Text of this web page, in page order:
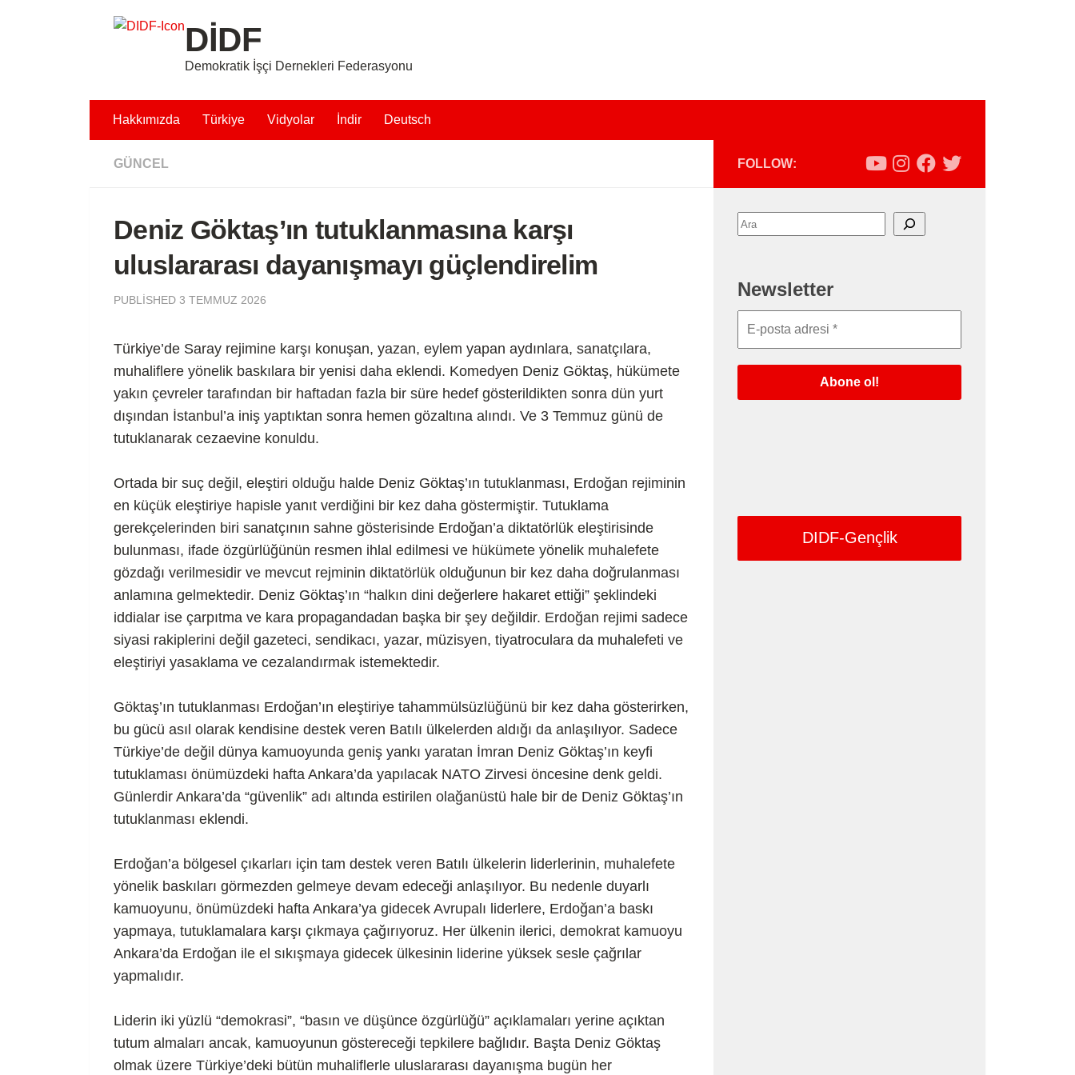
DİDF
Demokratik İşçi Dernekleri Federasyonu
Hakkımızda Türkiye Vidyolar İndir Deutsch
GÜNCEL
Deniz Göktaş’ın tutuklanmasına karşı
uluslararası dayanışmayı güçlendirelim
PUBLISHED 3 TEMMUZ 2026
Türkiye’de Saray rejimine karşı konuşan, yazan, eylem yapan aydınlara, sanatçılara,
muhaliflere yönelik baskılara bir yenisi daha eklendi. Komedyen Deniz Göktaş, hükümete
yakın çevreler tarafından bir haftadan fazla bir süre hedef gösterildikten sonra dün yurt
dışından İstanbul’a iniş yaptıktan sonra hemen gözaltına alındı. Ve 3 Temmuz günü de
tutuklanarak cezaevine konuldu.
Ortada bir suç değil, eleştiri olduğu halde Deniz Göktaş’ın tutuklanması, Erdoğan rejiminin
en küçük eleştiriye hapisle yanıt verdiğini bir kez daha göstermiştir. Tutuklama
gerekçelerinden biri sanatçının sahne gösterisinde Erdoğan’a diktatörlük eleştirisinde
bulunması, ifade özgürlüğünün resmen ihlal edilmesi ve hükümete yönelik muhalefete
gözdağı verilmesidir ve mevcut rejminin diktatörlük olduğunun bir kez daha doğrulanması
anlamına gelmektedir. Deniz Göktaş’ın “halkın dini değerlere hakaret ettiği” şeklindeki
iddialar ise çarpıtma ve kara propagandadan başka bir şey değildir. Erdoğan rejimi sadece
siyasi rakiplerini değil gazeteci, sendikacı, yazar, müzisyen, tiyatroculara da muhalefeti ve
eleştiriyi yasaklama ve cezalandırmak istemektedir.
Göktaş’ın tutuklanması Erdoğan’ın eleştiriye tahammülsüzlüğünü bir kez daha gösterirken,
bu gücü asıl olarak kendisine destek veren Batılı ülkelerden aldığı da anlaşılıyor. Sadece
Türkiye’de değil dünya kamuoyunda geniş yankı yaratan İmran Deniz Göktaş’ın keyfi
tutuklaması önümüzdeki hafta Ankara’da yapılacak NATO Zirvesi öncesine denk geldi.
Günlerdir Ankara’da “güvenlik” adı altında estirilen olağanüstü hale bir de Deniz Göktaş’ın
tutuklanması eklendi.
Erdoğan’a bölgesel çıkarları için tam destek veren Batılı ülkelerin liderlerinin, muhalefete
yönelik baskıları görmezden gelmeye devam edeceği anlaşılıyor. Bu nedenle duyarlı
kamuoyunu, önümüzdeki hafta Ankara’ya gidecek Avrupalı liderlere, Erdoğan’a baskı
yapmaya, tutuklamalara karşı çıkmaya çağırıyoruz. Her ülkenin ilerici, demokrat kamuoyu
Ankara’da Erdoğan ile el sıkışmaya gidecek ülkesinin liderine yüksek sesle çağrılar
yapmalıdır.
Liderin iki yüzlü “demokrasi”, “basın ve düşünce özgürlüğü” açıklamaları yerine açıktan
tutum almaları ancak, kamuoyunun göstereceği tepkilere bağlıdır. Başta Deniz Göktaş
olmak üzere Türkiye’deki bütün muhaliflerle uluslararası dayanışma bugün her
FOLLOW:
Ara
Newsletter
DIDF-Gençlik